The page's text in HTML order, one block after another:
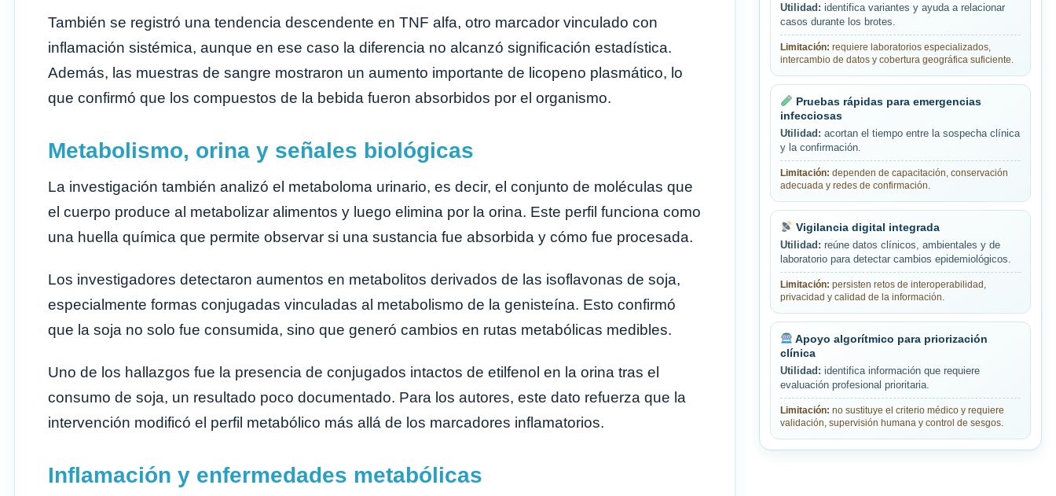
También se registró una tendencia descendente en TNF alfa, otro marcador vinculado con
inflamación sistémica, aunque en ese caso la diferencia no alcanzó significación estadística.
Además, las muestras de sangre mostraron un aumento importante de licopeno plasmático, lo
que confirmó que los compuestos de la bebida fueron absorbidos por el organismo.
Metabolismo, orina y señales biológicas
La investigación también analizó el metaboloma urinario, es decir, el conjunto de moléculas que
el cuerpo produce al metabolizar alimentos y luego elimina por la orina. Este perfil funciona como
una huella química que permite observar si una sustancia fue absorbida y cómo fue procesada.
Los investigadores detectaron aumentos en metabolitos derivados de las isoflavonas de soja,
especialmente formas conjugadas vinculadas al metabolismo de la genisteína. Esto confirmó
que la soja no solo fue consumida, sino que generó cambios en rutas metabólicas medibles.
Uno de los hallazgos fue la presencia de conjugados intactos de etilfenol en la orina tras el
consumo de soja, un resultado poco documentado. Para los autores, este dato refuerza que la
intervención modificó el perfil metabólico más allá de los marcadores inflamatorios.
Inflamación y enfermedades metabólicas
Utilidad: identifica variantes y ayuda a relacionar
casos durante los brotes.
Limitación: requiere laboratorios especializados,
intercambio de datos y cobertura geográfica suficiente.
Pruebas rápidas para emergencias
infecciosas
Utilidad: acortan el tiempo entre la sospecha clínica
y la confirmación.
Limitación: dependen de capacitación, conservación
adecuada y redes de confirmación.
Vigilancia digital integrada
Utilidad: reúne datos clínicos, ambientales y de
laboratorio para detectar cambios epidemiológicos.
Limitación: persisten retos de interoperabilidad,
privacidad y calidad de la información.
Apoyo algorítmico para priorización
clínica
Utilidad: identifica información que requiere
evaluación profesional prioritaria.
Limitación: no sustituye el criterio médico y requiere
validación, supervisión humana y control de sesgos.